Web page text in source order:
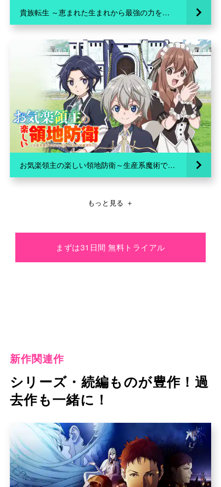
貴族転生 ～恵まれた生まれから最強の力を得る～
お気楽領主の楽しい領地防衛～生産系魔術で名もなき村を最強の城塞都市に～
もっと見る ＋
まずは31日間 無料トライアル
新作関連作
シリーズ・続編ものが豊作！過
去作も一緒に！